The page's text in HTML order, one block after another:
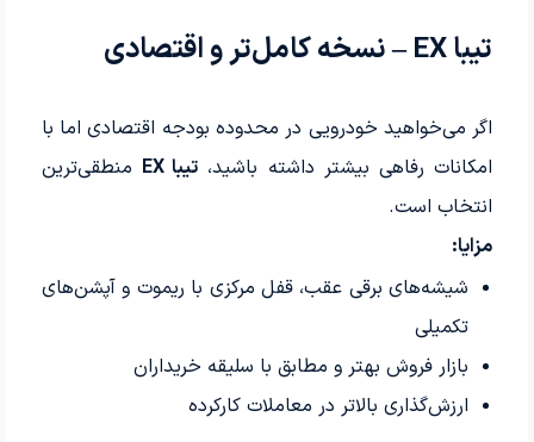
تیبا EX – نسخه کامل‌تر و اقتصادی
اگر می‌خواهید خودرویی در محدوده بودجه اقتصادی اما با
امکانات رفاهی بیشتر داشته باشید، تیبا EX
منطقی‌ترین
انتخاب است.
مزایا:
شیشه‌های برقی عقب، قفل مرکزی با ریموت و آپشن‌های
تکمیلی
بازار فروش بهتر و مطابق با سلیقه خریداران
ارزش‌گذاری بالاتر در معاملات کارکرده